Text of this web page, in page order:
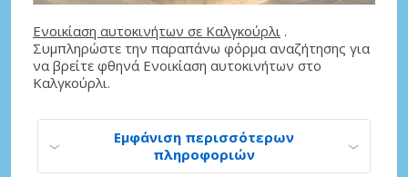
Ενοικίαση αυτοκινήτων σε Καλγκούρλι .
Συμπληρώστε την παραπάνω φόρμα αναζήτησης για
να βρείτε φθηνά Ενοικίαση αυτοκινήτων στο
Καλγκούρλι.
Εμφάνιση περισσότερων
πληροφοριών